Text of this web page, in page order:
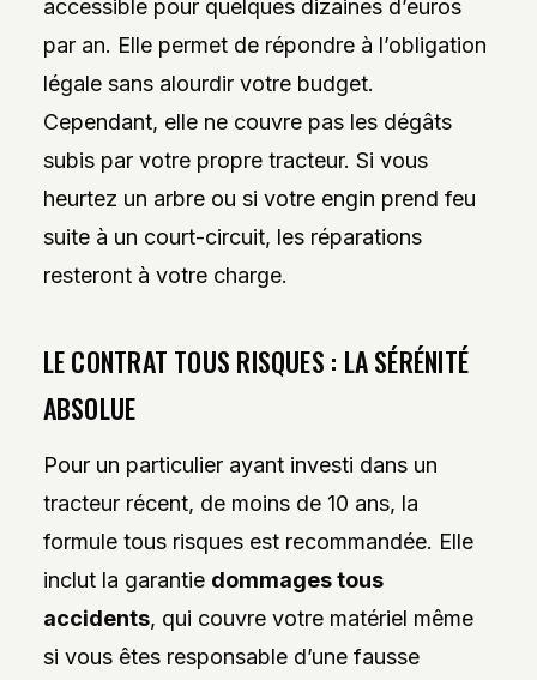
accessible pour quelques dizaines d’euros
par an. Elle permet de répondre à l’obligation
légale sans alourdir votre budget.
Cependant, elle ne couvre pas les dégâts
subis par votre propre tracteur. Si vous
heurtez un arbre ou si votre engin prend feu
suite à un court-circuit, les réparations
resteront à votre charge.
LE CONTRAT TOUS RISQUES : LA SÉRÉNITÉ
ABSOLUE
Pour un particulier ayant investi dans un
tracteur récent, de moins de 10 ans, la
formule tous risques est recommandée. Elle
inclut la garantie dommages tous
accidents, qui couvre votre matériel même
si vous êtes responsable d’une fausse